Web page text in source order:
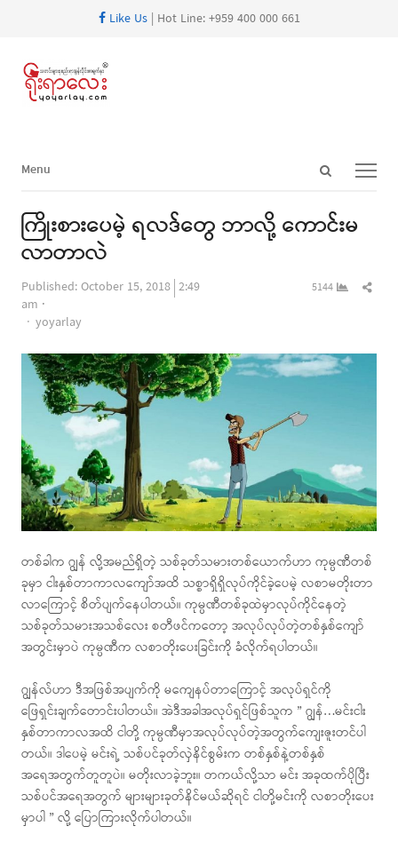
Like Us| Hot Line: +959 400 000 661
Open
Menu
Menu
ကြိုးစားပေမဲ့ ရလဒ်တွေ ဘာလို့ ကောင်းမ
လာတာလဲ
Published:October 15, 2018 2:49
am
Author
yoyarlay
5144
တစ်ခါက ဂျွန် လို့အမည်ရှိတဲ့ သစ်ခုတ်သမားတစ်ယောက်ဟာ ကုမ္ပဏီတစ်
ခုမှာ ငါးနှစ်တာကာလကျော်အထိ သစ္စာရှိရှိလုပ်ကိုင်ခဲ့ပေမဲ့ လစာမတိုးတာ
လာကြောင့် စိတ်ပျက်နေပါတယ်။ ကုမ္ပဏီတစ်ခုထဲမှာလုပ်ကိုင်နေတဲ့
သစ်ခုတ်သမားအသစ်လေး စတီဖင်ကတော့ အလုပ်လုပ်တဲ့တစ်နှစ်ကျော်
အတွင်းမှာပဲ ကုမ္ပဏီက လစာတိုးပေးခြင်းကို ခံလိုက်ရပါတယ်။
ဂျွန်လ်ဟာ ဒီအဖြစ်အပျက်ကို မကျေနပ်တာကြောင့် အလုပ်ရှင်ကို
ဖြေရှင်းချက်တောင်းပါတယ်။ အဲဒီအခါအလုပ်ရှင်ဖြစ်သူက ” ဂျွန်…မင်းငါး
နှစ်တာကာလအထိ ငါတို့ ကုမ္ပဏီမှာအလုပ်လုပ်တဲ့အတွက်ကျေးဇူးတင်ပါ
တယ်။ ဒါပေမဲ့ မင်းရဲ့ သစ်ပင်ခုတ်လှဲနိင်စွမ်းက တစ်နှစ်နဲ့တစ်နှစ်
အရေအတွက်တူတူပဲ။ မတိုးလာခဲ့ဘူး။ တကယ်လို့သာ မင်း အခုထက်ပိုပြီး
သစ်ပင်အရေအတွက် များများခုတ်နိင်မယ်ဆိုရင် ငါတို့မင်းကို လစာတိုးပေး
မှာပါ ” လို့ ပြောကြားလိုက်ပါတယ်။